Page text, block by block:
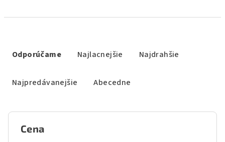
Odporúčame Najlacnejšie Najdrahšie
Najpredávanejšie Abecedne
Cena